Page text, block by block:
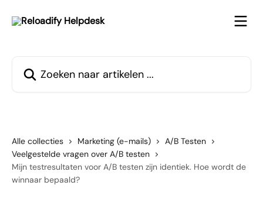
Alle collecties Marketing (e-mails)
A/B Testen
Veelgestelde vragen over A/B testen
Mijn testresultaten voor A/B testen zijn identiek. Hoe wordt de
winnaar bepaald?